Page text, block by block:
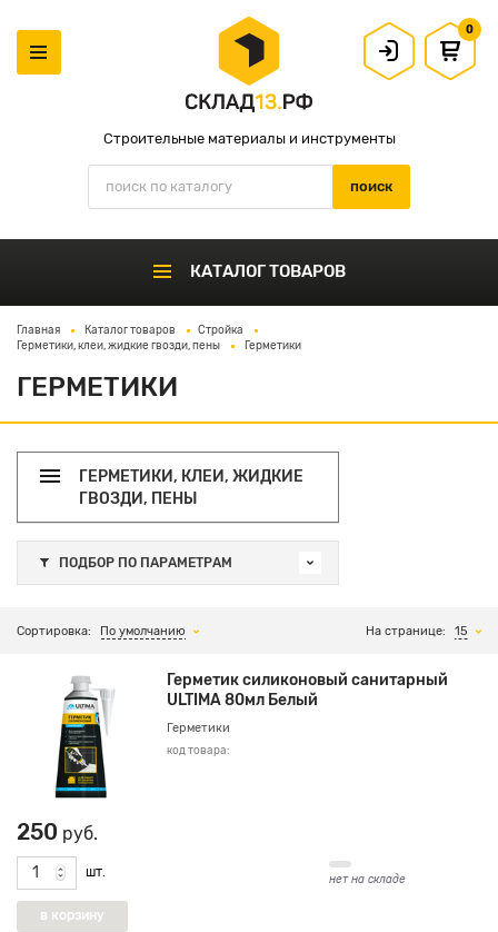
Строительные материалы и инструменты
0
КАТАЛОГ ТОВАРОВ
Главная Каталог товаров
Стройка
Герметики, клеи, жидкие гвозди, пены
Герметики
ГЕРМЕТИКИ
ГЕРМЕТИКИ, КЛЕИ, ЖИДКИЕ
ГВОЗДИ, ПЕНЫ
ПОДБОР ПО ПАРАМЕТРАМ
Сортировка: По умолчанию На странице: 15
Герметик силиконовый санитарный
ULTIMA 80мл Белый
Герметики
код товара:
250 руб.
шт. нет на складе